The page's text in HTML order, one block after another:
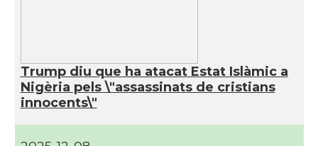
Trump diu que ha atacat Estat Islàmic a
Nigèria pels \"assassinats de cristians
innocents\"